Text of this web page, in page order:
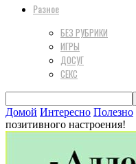
Разное
БЕЗ РУБРИКИ
ИГРЫ
ДОСУГ
СЕКС
Домой Интересно Полезно
позитивного настроения!